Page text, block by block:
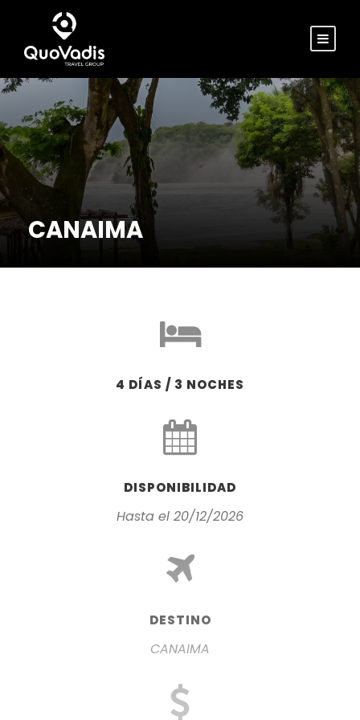
CANAIMA
4 DÍAS / 3 NOCHES
DISPONIBILIDAD
Hasta el 20/12/2026
DESTINO
CANAIMA